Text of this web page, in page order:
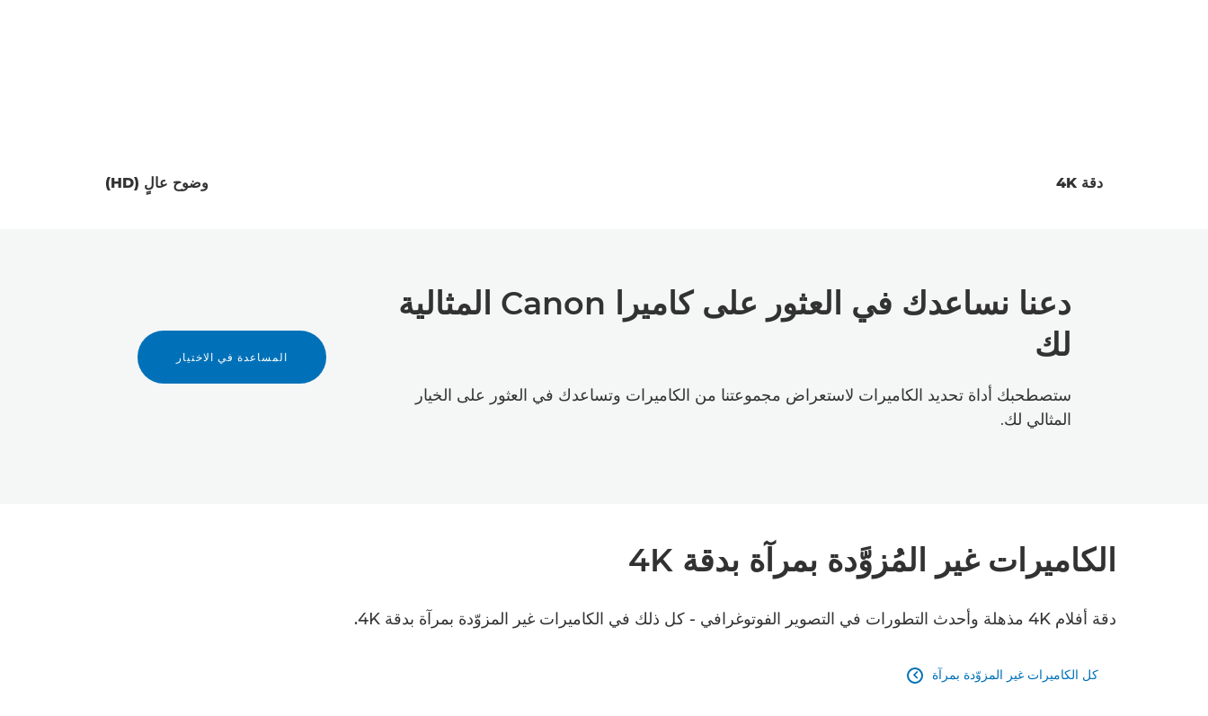
دقة 4K وضوح عالٍ (HD)
دعنا نساعدك في العثور على كاميرا Canon المثالية
لك
ستصطحبك أداة تحديد الكاميرات لاستعراض مجموعتنا من الكاميرات وتساعدك في العثور على الخيار
المثالي لك.
المساعدة في الاختيار
الكاميرات غير المُزوَّدة بمرآة بدقة 4K
دقة أفلام 4K مذهلة وأحدث التطورات في التصوير الفوتوغرافي - كل ذلك في الكاميرات غير المزوّدة بمرآة بدقة 4K.
كل الكاميرات غير المزوّدة بمرآة 